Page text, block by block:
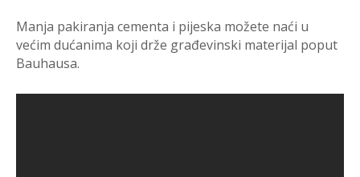
Manja pakiranja cementa i pijeska možete naći u
većim dućanima koji drže građevinski materijal poput
Bauhausa.